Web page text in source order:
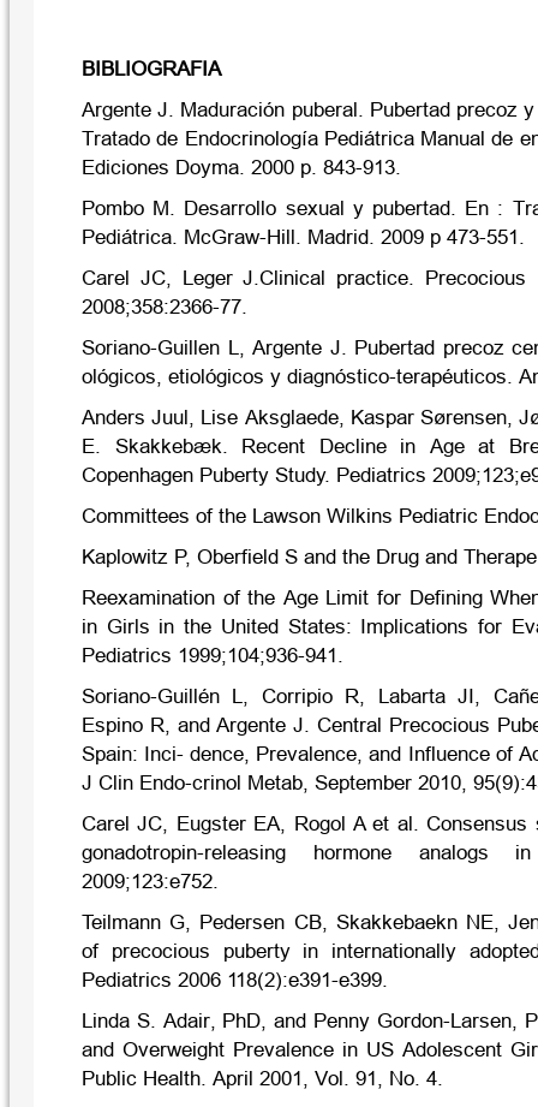
BIBLIOGRAFIA
Argente J. Maduración puberal. Pubertad precoz
Tratado de Endocrinología Pediátrica Manual de
Ediciones Doyma. 2000 p. 843-913.
Pombo M. Desarrollo sexual y pubertad. En :
Pediátrica. McGraw-Hill. Madrid. 2009 p 473-551.
Carel JC, Leger J.Clinical practice.
2008;358:2366-77.
Soriano-Guillen L, Argente J. Pubertad precoz
ológicos, etiológicos y diagnóstico-terapéuticos.
Anders Juul, Lise Aksglaede, Kaspar Sørensen,
E. Skakkebæk. Recent Decline in Age at
Copenhagen Puberty Study. Pediatrics
Committees of the Lawson Wilkins Pediatric
Kaplowitz P, Oberfield S and the Drug and
Reexamination of the Age Limit for Defining
in Girls in the United States: Implications for
Pediatrics 1999;104;936-941.
Soriano-Guillén L, Corripio R, Labarta JI,
Espino R, and Argente J. Central Precocious
Spain: Inci- dence, Prevalence, and Influence of
J Clin Endo-crinol Metab, September 2010,
Carel JC, Eugster EA, Rogol A et al. Consensus
gonadotropin-releasing hormone analogs
2009;123:e752.
Teilmann G, Pedersen CB, Skakkebaekn NE,
of precocious puberty in internationally
Pediatrics 2006 118(2):e391-e399.
Linda S. Adair, PhD, and Penny Gordon-Larsen,
and Overweight Prevalence in US Adolescent
Public Health. April 2001, Vol. 91, No. 4.